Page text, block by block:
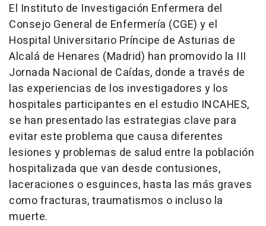
El Instituto de Investigación Enfermera del
Consejo General de Enfermería (CGE) y el
Hospital Universitario Príncipe de Asturias de
Alcalá de Henares (Madrid) han promovido la III
Jornada Nacional de Caídas, donde a través de
las experiencias de los investigadores y los
hospitales participantes en el estudio INCAHES,
se han presentado las estrategias clave para
evitar este problema que causa diferentes
lesiones y problemas de salud entre la población
hospitalizada que van desde contusiones,
laceraciones o esguinces, hasta las más graves
como fracturas, traumatismos o incluso la
muerte.